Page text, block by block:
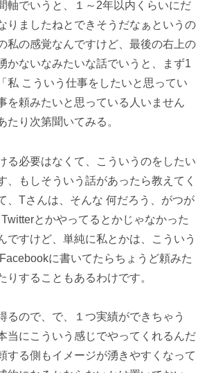
軸でいうと、１～2年以内くらいにだ
りましたねとできそうだなぁというの
私の感覚なんですけど、最後の右上の
かないなみたいな話でいうと、まず1
私 こういう仕事をしたいと思ってい
を頼みたいと思っている人いません
たり次第聞いてみる。
る必要はなくて、こういうのをしたい
、もしそういう話があったら教えてく
、Tさんは、そんな 何だろう、がつが
とかやってるとかじゃなかった
ですけど、単純に私とかは、こういう
に書いてたらちょうど頼みた
りすることもあるわけです。
るので、で、１つ実績ができちゃう
当にこういう感じでやってくれるんだ
する側もイメージが湧きやすくなって